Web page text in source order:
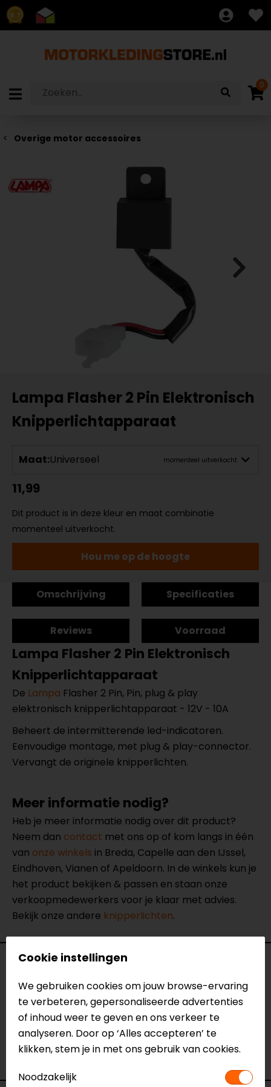
8.7
0
Overige motor accessoires
Lampa Flasher 2 Pin Elektronisch
Knipperlichtapparaat
Maat:Universeel momenteel uitverkocht
11,99
Dit product is in deze kleur en maat combinatie
momenteel uitverkocht.
Hou me op de hoogte
Omschrijving Specificaties
Reviews Voorraad
Lampa Flasher 2 Pin Elektronisch
Knipperlichtapparaat
De Lampa Flasher 2 Pin, Pin, plug & play
elektronisch knipperlichtapparaat - 12V - 10A
Beheert de intermitterende led-indicatoren.
Eenvoudige montage, met plug & play-connector.
Vervangt de originele knipperlichten.
Meer informatie nodig?
Heb je meer informatie nodig over dit product?
Neem dan contact met ons op of kom langs in één
van onze winkels in Breda, Capelle aan den IJssel,
Eindhoven, Vianen of Apeldoorn. In de winkels kun je
het product bekijken & passen en staan onze
verkoopmedewerkers voor je klaar met advies.
Bekijk onze andere knipperlichten.
Specificaties
Naam
Flasher 2 Pin Elektronisch
Knipperlichtapparaat
Model
91616
Merk
Lampa
Zwart
Cookie instellingen
We gebruiken cookies om jouw browse-ervaring
te verbeteren, gepersonaliseerde advertenties
of inhoud weer te geven en ons verkeer te
analyseren. Door op ‘Alles accepteren’ te
klikken, stem je in met ons gebruik van cookies.
Noodzakelijk